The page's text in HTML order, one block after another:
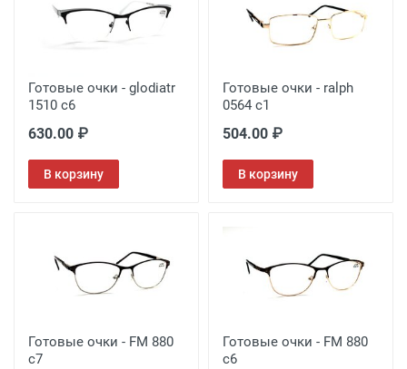
Готовые очки - glodiatr
1510 c6
630.00 ₽
В корзину
Готовые очки - ralph
0564 c1
504.00 ₽
В корзину
Готовые очки - FM 880
c7
Готовые очки - FM 880
c6